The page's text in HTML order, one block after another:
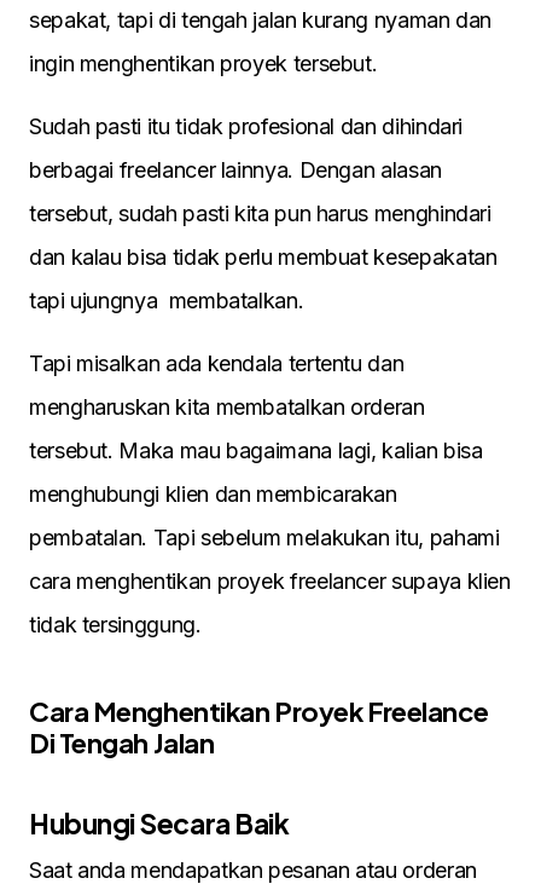
sepakat, tapi di tengah jalan kurang nyaman dan
ingin menghentikan proyek tersebut.
Sudah pasti itu tidak profesional dan dihindari
berbagai freelancer lainnya. Dengan alasan
tersebut, sudah pasti kita pun harus menghindari
dan kalau bisa tidak perlu membuat kesepakatan
tapi ujungnya membatalkan.
Tapi misalkan ada kendala tertentu dan
mengharuskan kita membatalkan orderan
tersebut. Maka mau bagaimana lagi, kalian bisa
menghubungi klien dan membicarakan
pembatalan. Tapi sebelum melakukan itu, pahami
cara menghentikan proyek freelancer supaya klien
tidak tersinggung.
Cara Menghentikan Proyek Freelance
Di Tengah Jalan
Hubungi Secara Baik
Saat anda mendapatkan pesanan atau orderan